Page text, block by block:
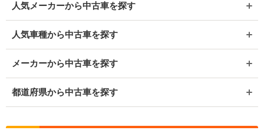
人気メーカーから中古車を探す
人気車種から中古車を探す
メーカーから中古車を探す
都道府県から中古車を探す